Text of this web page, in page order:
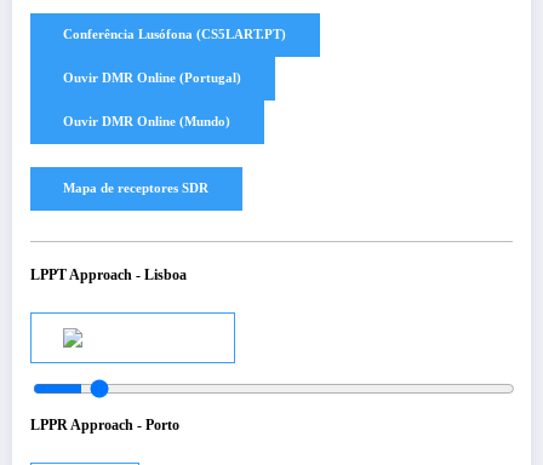
LPPT Approach - Lisboa
LPPR Approach - Porto